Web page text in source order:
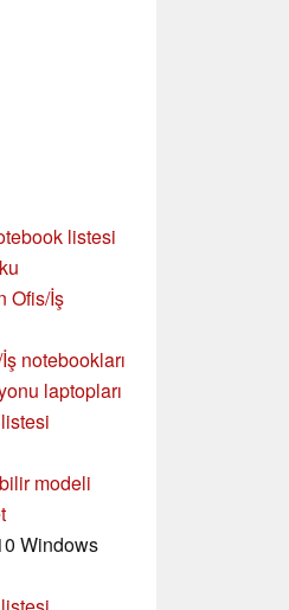
listesi
Ofis/İş
notebookları
laptopları
modeli
Windows